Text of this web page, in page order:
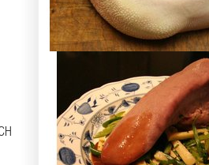
Informatie Specificaties